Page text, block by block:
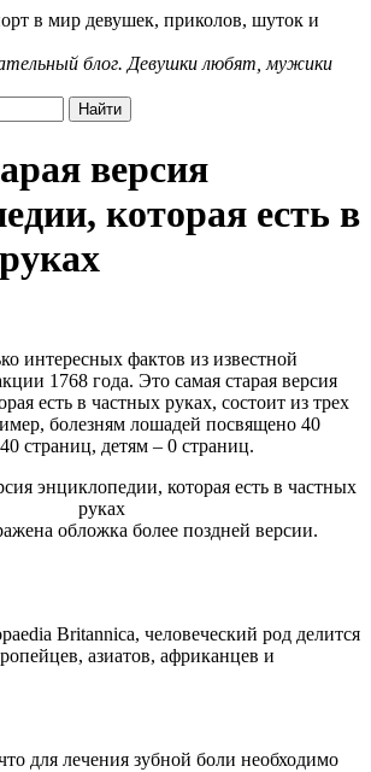
в мир девушек, приколов, шуток и
блог. Девушки любят, мужики
версия
которая есть в
интересных фактов из известной
1768 года. Это самая старая версия
есть в частных руках, состоит из трех
болезням лошадей посвящено 40
страниц, детям – 0 страниц.
обложка более поздней версии.
Britannica, человеческий род делится
азиатов, африканцев и
для лечения зубной боли необходимо